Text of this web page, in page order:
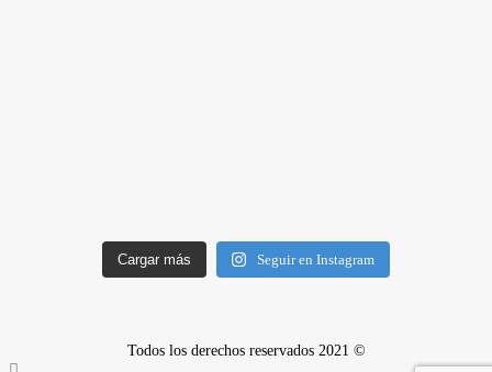
Cargar más Seguir en Instagram
Todos los derechos reservados 2021 ©